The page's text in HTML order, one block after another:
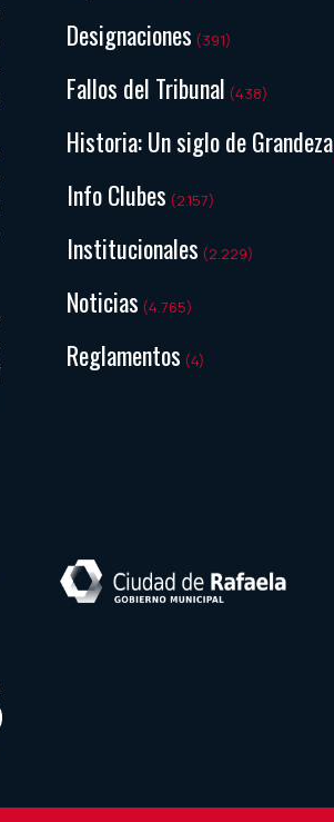
Designaciones (391)
Fallos del Tribunal (438)
Historia: Un siglo de Grandeza
Info Clubes (2.157)
Institucionales (2.229)
Noticias (4.765)
Reglamentos (4)